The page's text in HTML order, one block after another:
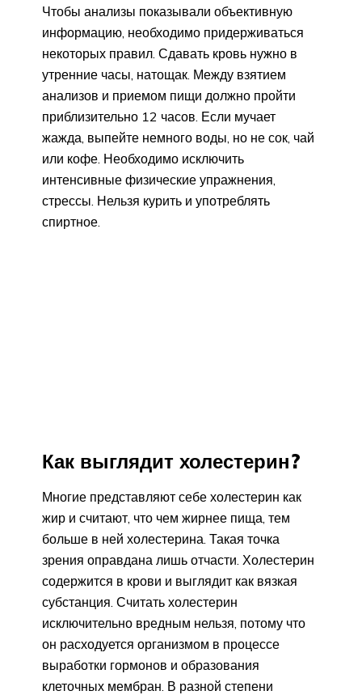
Чтобы анализы показывали объективную
информацию, необходимо придерживаться
некоторых правил. Сдавать кровь нужно в
утренние часы, натощак. Между взятием
анализов и приемом пищи должно пройти
приблизительно 12 часов. Если мучает
жажда, выпейте немного воды, но не сок, чай
или кофе. Необходимо исключить
интенсивные физические упражнения,
стрессы. Нельзя курить и употреблять
спиртное.
Как выглядит холестерин?
Многие представляют себе холестерин как
жир и считают, что чем жирнее пища, тем
больше в ней холестерина. Такая точка
зрения оправдана лишь отчасти. Холестерин
содержится в крови и выглядит как вязкая
субстанция. Считать холестерин
исключительно вредным нельзя, потому что
он расходуется организмом в процессе
выработки гормонов и образования
клеточных мембран. В разной степени